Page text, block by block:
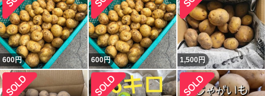
600円 600円 1,500円